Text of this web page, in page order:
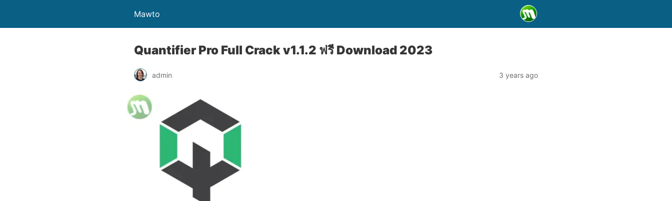
Mawto
Quantifier Pro Full Crack v1.1.2 ฟรี Download 2023
admin 3 years ago